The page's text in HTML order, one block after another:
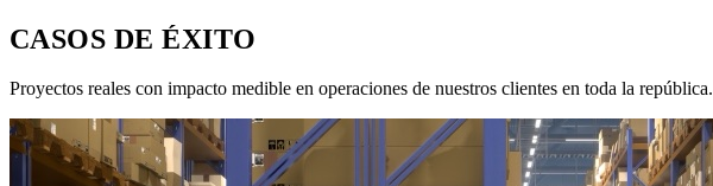
CASOS DE ÉXITO
Proyectos reales con impacto medible en operaciones de nuestros clientes en toda la república.